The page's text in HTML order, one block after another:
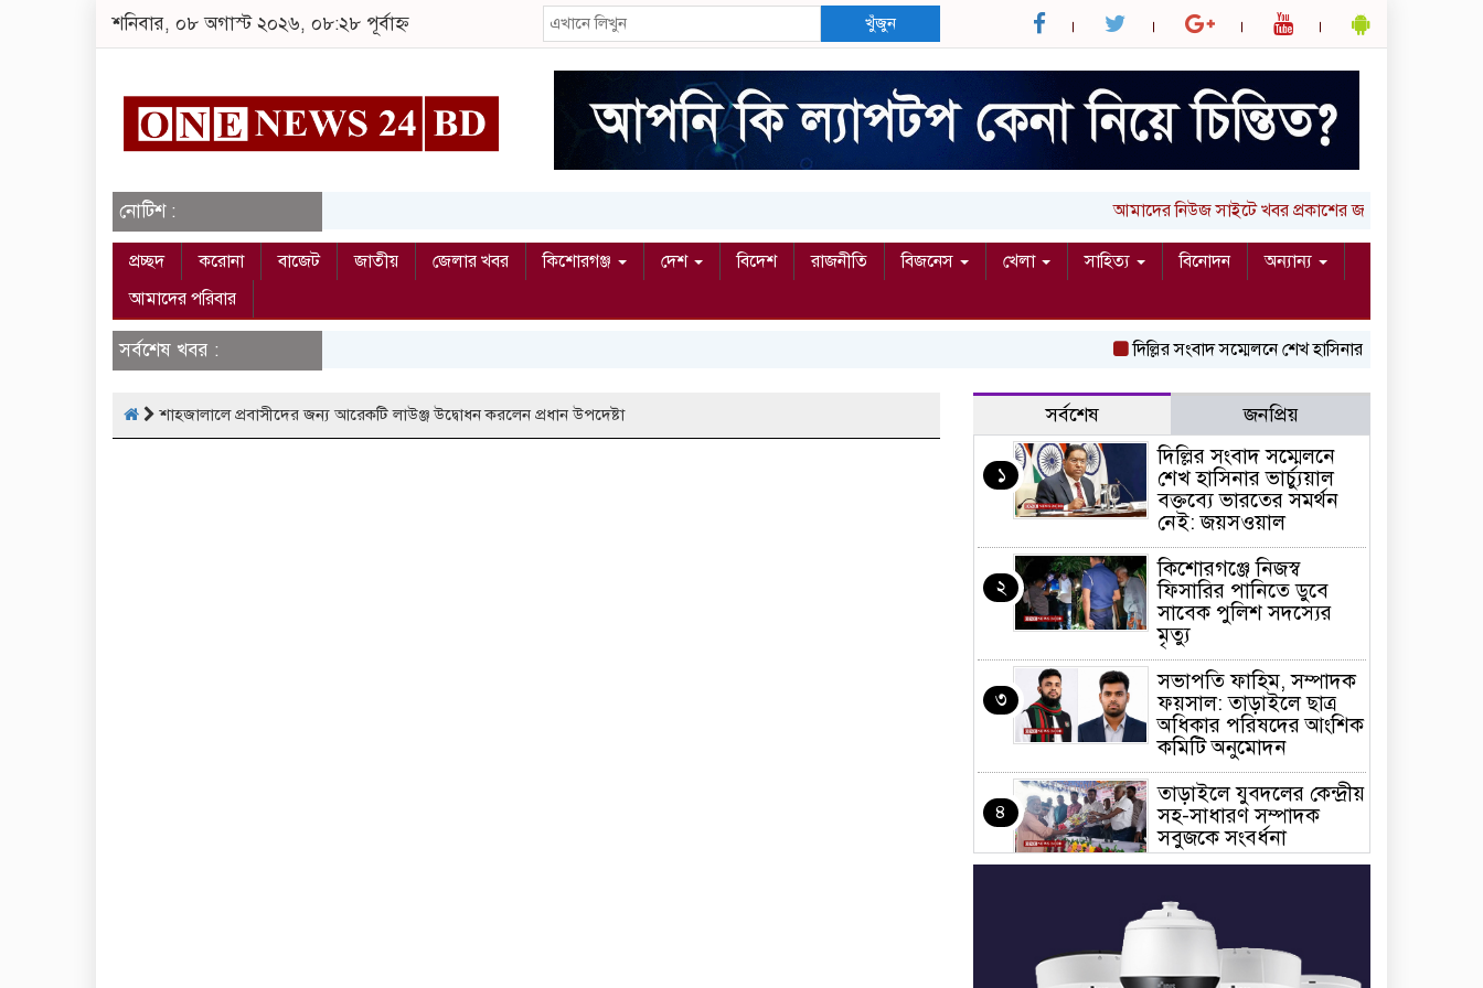
শনিবার, ০৮ অগাস্ট ২০২৬, ০৮:২৮ পূর্বাহ্ন খুঁজুন
নোটিশ : আমাদের নিউজ সাইটে খবর প্রকাশের জন্য আপনার লিখা
প্রচ্ছদ করোনা বাজেট জাতীয় জেলার খবর কিশোরগঞ্জ দেশ বিদেশ রাজনীতি বিজনেস খেলা সাহিত্য বিনোদন
অন্যান্য
আমাদের পরিবার
সর্বশেষ খবর : দিল্লির সংবাদ সম্মেলনে শেখ হাসিনার ভার্চ্যুয়াল বক্তব্যে
শাহজালালে প্রবাসীদের জন্য আরেকটি লাউঞ্জ উদ্বোধন করলেন প্রধান উপদেষ্টা সর্বশেষ জনপ্রিয়
১
দিল্লির সংবাদ সম্মেলনে
শেখ হাসিনার ভার্চ্যুয়াল
বক্তব্যে ভারতের সমর্থন
নেই: জয়সওয়াল
২
কিশোরগঞ্জে নিজস্ব
ফিসারির পানিতে ডুবে
সাবেক পুলিশ সদস্যের
মৃত্যু
৩
সভাপতি ফাহিম, সম্পাদক
ফয়সাল: তাড়াইলে ছাত্র
অধিকার পরিষদের আংশিক
কমিটি অনুমোদন
৪
তাড়াইলে যুবদলের কেন্দ্রীয়
সহ-সাধারণ সম্পাদক
সবুজকে সংবর্ধনা
নিয়োগ, ২ জনের পদোন্নতি
শেখ হাসিনার সঙ্গে